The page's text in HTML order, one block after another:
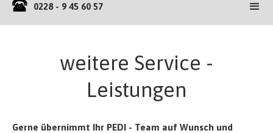
0228 - 9 45 60 57
weitere Service -
Leistungen
Gerne übernimmt Ihr PEDI - Team auf Wunsch und